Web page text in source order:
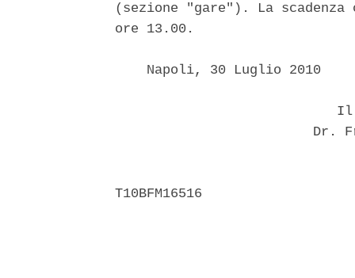
(sezione "gare"). La
ore 13.00.
    Napoli, 30 Luglio 2010
Dr.